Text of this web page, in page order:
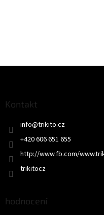
Kontakt
info@trikito.cz
+420 606 651 655
http://www.fb.com/
trikitocz
hodnocení